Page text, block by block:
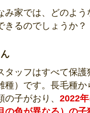
み家では、どのよう
きるのでしょうか？
タッフはすべて保護
種）です。長毛種
の子がおり、 2022